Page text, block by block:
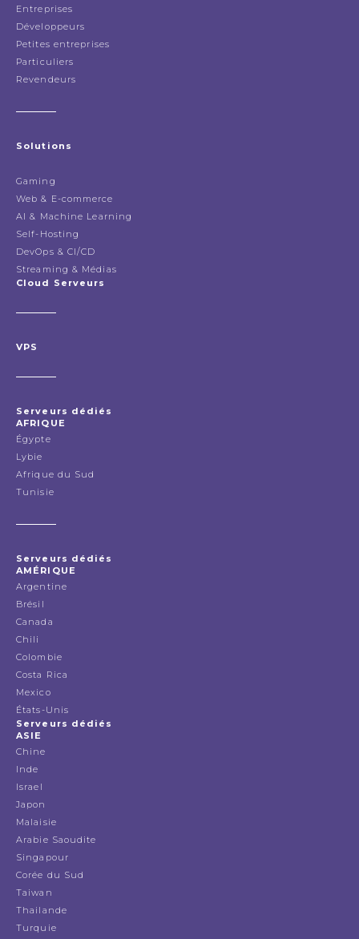
Entreprises
Développeurs
Petites entreprises
Particuliers
Revendeurs
Solutions
Gaming
Web & E-commerce
AI & Machine Learning
Self-Hosting
DevOps & CI/CD
Streaming & Médias
Cloud Serveurs
VPS
Serveurs dédiés
AFRIQUE
Égypte
Lybie
Afrique du Sud
Tunisie
Serveurs dédiés
AMÉRIQUE
Argentine
Brésil
Canada
Chili
Colombie
Costa Rica
Mexico
États-Unis
Serveurs dédiés
ASIE
Chine
Inde
Israel
Japon
Malaisie
Arabie Saoudite
Singapour
Corée du Sud
Taiwan
Thailande
Turquie